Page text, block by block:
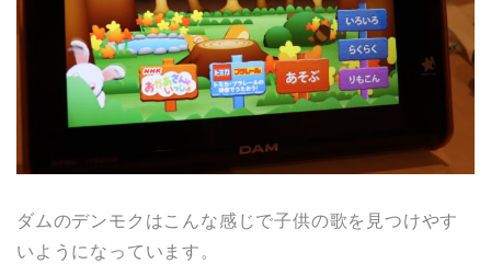
ダムのデンモクはこんな感じで子供の歌を見つけやす
いようになっています。